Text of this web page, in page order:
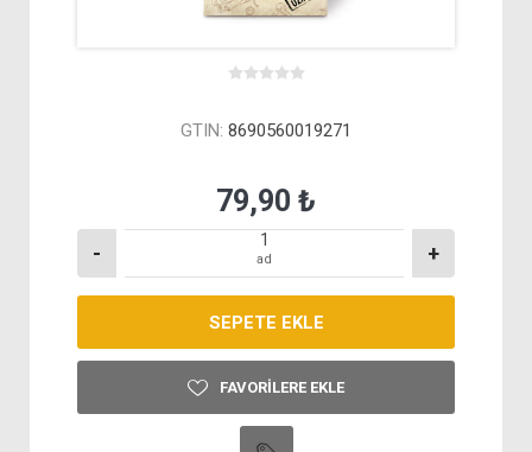
GTIN: 8690560019271
79,90 ₺
- ad +
FAVORILERE EKLE